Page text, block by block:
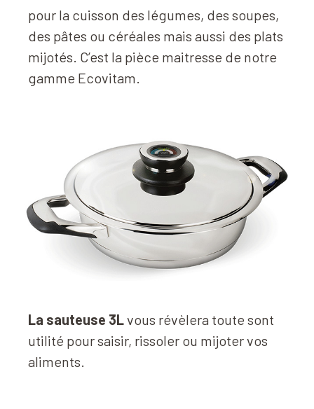
pour la cuisson des légumes, des soupes,
des pâtes ou céréales mais aussi des plats
mijotés. C’est la pièce maitresse de notre
gamme Ecovitam.
La sauteuse 3Lvous révèlera toute sont
utilité pour saisir, rissoler ou mijoter vos
aliments.